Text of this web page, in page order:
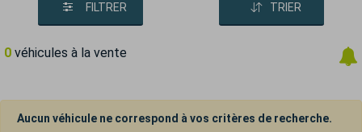
FILTRER TRIER
0 véhicules à la vente
Aucun véhicule ne correspond à vos critères de recherche.